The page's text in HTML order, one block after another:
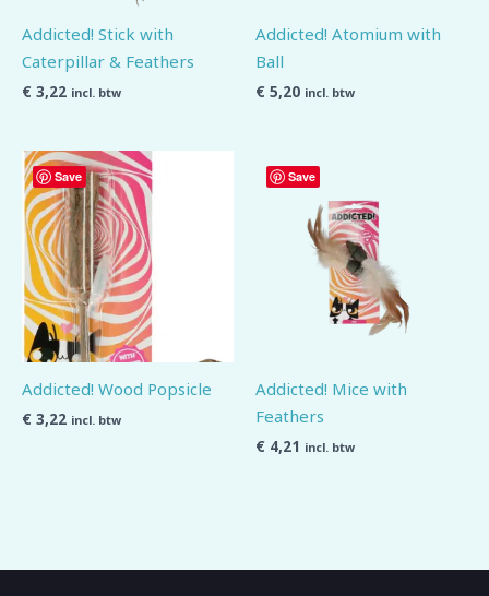
Addicted! Stick with
Caterpillar & Feathers
€ 3,22 incl. btw
Addicted! Atomium with
Ball
€ 5,20 incl. btw
Save
Addicted! Wood Popsicle
€ 3,22 incl. btw
Save
Addicted! Mice with
Feathers
€ 4,21 incl. btw